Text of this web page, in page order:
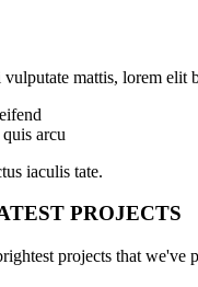
mattis, lorem elit
arcu
iaculis tate.
PROJECTS
projects that we've